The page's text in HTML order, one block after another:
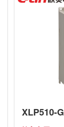
冷却方式：